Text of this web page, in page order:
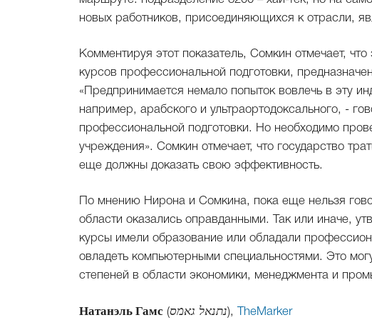
новых работников, присоединяющихся к отрасли,
Комментируя этот показатель, Сомкин отмечает,
курсов профессиональной подготовки,
«Предпринимается немало попыток вовлечь в эту
например, арабского и ультраортодоксального, -
профессиональной подготовки. Но необходимо
учреждения». Сомкин отмечает, что государство
еще должны доказать свою эффективность.
По мнению Нирона и Сомкина, пока еще нельзя
области оказались оправданными. Так или иначе,
курсы имели образование или обладали
овладеть компьютерными специальностями. Это
степеней в области экономики, менеджмента и
Натанэль Гамс (נתנאל גאמס), TheMarker